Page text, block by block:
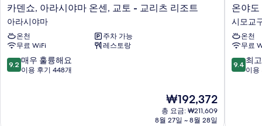
전
망
사
진
모
망
히
카
덴
쇼,
아
라
시
야
카덴쇼, 아라시야마 온센, 교토 - 교리츠 리조트
아라시야마
온천
주차 가능
무료 WiFi
레스토랑
10
점
9.2 매우 훌륭해요
이용 후기 448개
현
재
요
₩192,372
총 요금: ₩211,609
8월 27일 ~ 8월 28일
온
야
도
노
노
교
토
온야
시모교
온천
무료
10
점
9.4 최
이용